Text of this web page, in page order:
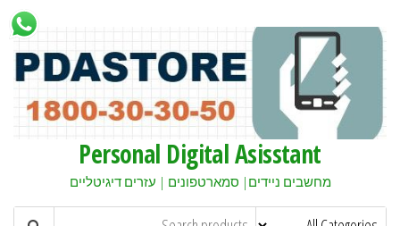
Personal Digital Asisstant
מחשבים ניידים| סמארטפונים | עזרים דיגיטליים